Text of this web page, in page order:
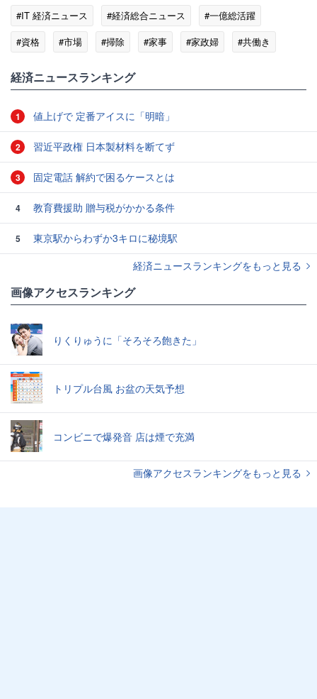
#IT 経済ニュース #経済総合ニュース
#一億総活躍
#資格
#市場 #掃除 #家事 #家政婦
#共働き
経済ニュースランキング
1 値上げで 定番アイスに「明暗」
2 習近平政権 日本製材料を断てず
3 固定電話 解約で困るケースとは
4 教育費援助 贈与税がかかる条件
5
東京駅からわずか3キロに秘境駅
経済ニュースランキングをもっと見る
画像アクセスランキング
りくりゅうに「そろそろ飽きた」
トリプル台風 お盆の天気予想
コンビニで爆発音 店は煙で充満
画像アクセスランキングをもっと見る